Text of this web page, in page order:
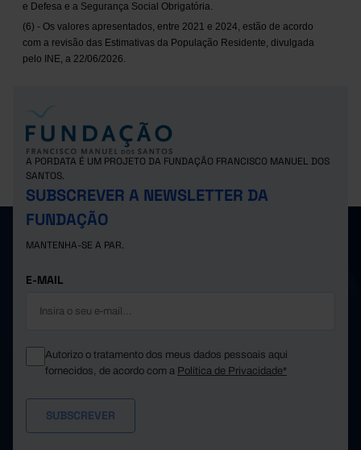
e Defesa e a Segurança Social Obrigatória.
(6) - Os valores apresentados, entre 2021 e 2024, estão de acordo
com a revisão das Estimativas da População Residente, divulgada
pelo INE, a 22/06/2026.
A PORDATA É UM PROJETO DA FUNDAÇÃO FRANCISCO MANUEL DOS
SANTOS.
SUBSCREVER A NEWSLETTER DA
FUNDAÇÃO
MANTENHA-SE A PAR.
E-MAIL
Autorizo o tratamento dos meus dados pessoais aqui
fornecidos, de acordo com a Política de Privacidade*